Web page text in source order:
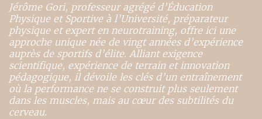
Jérôme Gori, professeur agrégé d’Éducation
Physique et Sportive à l’Université, préparateur
physique et expert en neurotraining, offre ici une
approche unique née de vingt années d’expérience
auprès de sportifs d’élite. Alliant exigence
scientifique, expérience de terrain et innovation
pédagogique, il dévoile les clés d’un entraînement
où la performance ne se construit plus seulement
dans les muscles, mais au cœur des subtilités du
cerveau.